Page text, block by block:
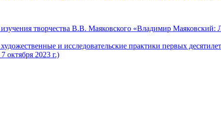
творчества В.В. Маяковского «Владимир
и исследовательские практики первых
2023 г.)